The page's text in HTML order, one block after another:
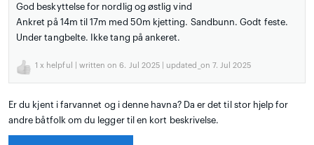
God beskyttelse for nordlig og østlig vind
Ankret på 14m til 17m med 50m kjetting. Sandbunn. Godt feste.
Under tangbelte. Ikke tang på ankeret.
1 x helpful | written on 6. Jul 2025 | updated_on 7. Jul 2025
Er du kjent i farvannet og i denne havna? Da er det til stor hjelp for
andre båtfolk om du legger til en kort beskrivelse.